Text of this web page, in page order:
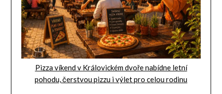
Pizza víkend v Královickém dvoře nabídne letní
pohodu, čerstvou pizzu i výlet pro celou rodinu